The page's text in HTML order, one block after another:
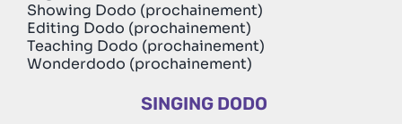
Showing Dodo (prochainement)
Editing Dodo (prochainement)
Teaching Dodo (prochainement)
Wonderdodo (prochainement)
SINGING DODO